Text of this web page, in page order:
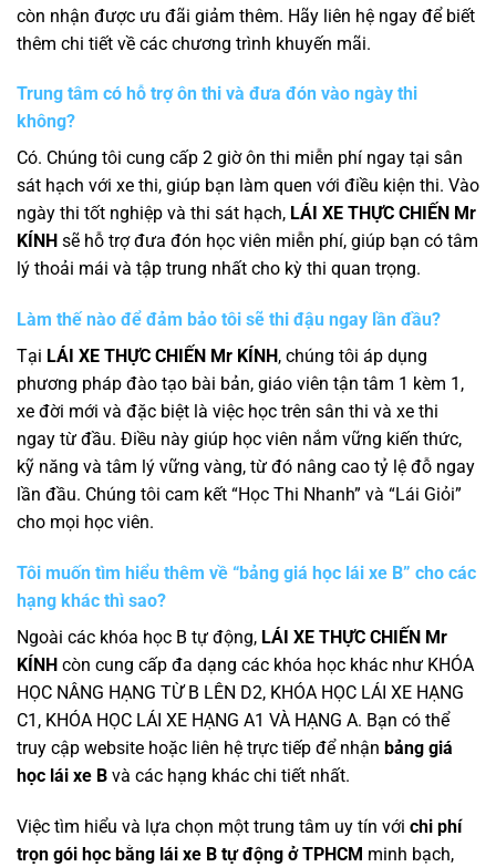
còn nhận được ưu đãi giảm thêm. Hãy liên hệ ngay để biết
thêm chi tiết về các chương trình khuyến mãi.
Trung tâm có hỗ trợ ôn thi và đưa đón vào ngày thi
không?
Có. Chúng tôi cung cấp 2 giờ ôn thi miễn phí ngay tại sân
sát hạch với xe thi, giúp bạn làm quen với điều kiện thi. Vào
ngày thi tốt nghiệp và thi sát hạch, LÁI XE THỰC CHIẾN Mr
KÍNH sẽ hỗ trợ đưa đón học viên miễn phí, giúp bạn có tâm
lý thoải mái và tập trung nhất cho kỳ thi quan trọng.
Làm thế nào để đảm bảo tôi sẽ thi đậu ngay lần đầu?
Tại LÁI XE THỰC CHIẾN Mr KÍNH , chúng tôi áp dụng
phương pháp đào tạo bài bản, giáo viên tận tâm 1 kèm 1,
xe đời mới và đặc biệt là việc học trên sân thi và xe thi
ngay từ đầu. Điều này giúp học viên nắm vững kiến thức,
kỹ năng và tâm lý vững vàng, từ đó nâng cao tỷ lệ đỗ ngay
lần đầu. Chúng tôi cam kết “Học Thi Nhanh” và “Lái Giỏi”
cho mọi học viên.
Tôi muốn tìm hiểu thêm về “bảng giá học lái xe B” cho các
hạng khác thì sao?
Ngoài các khóa học B tự động, LÁI XE THỰC CHIẾN Mr
KÍNH còn cung cấp đa dạng các khóa học khác như KHÓA
HỌC NÂNG HẠNG TỪ B LÊN D2, KHÓA HỌC LÁI XE HẠNG
C1, KHÓA HỌC LÁI XE HẠNG A1 VÀ HẠNG A. Bạn có thể
truy cập website hoặc liên hệ trực tiếp để nhận bảng giá
học lái xe B và các hạng khác chi tiết nhất.
Việc tìm hiểu và lựa chọn một trung tâm uy tín với chi phí
trọn gói học bằng lái xe B tự động ở TPHCM minh bạch,